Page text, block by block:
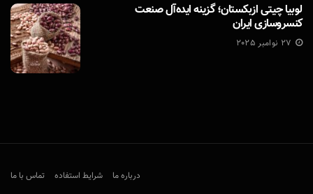
لوبیا چیتی ازبکستان؛ گزینه ایده‌آل صنعت
کنسروسازی ایران
27 نوامبر 2025
درباره ما شرایط استفاده تماس با ما